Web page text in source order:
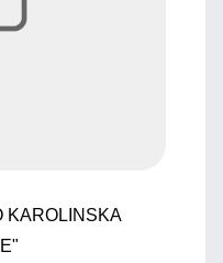
KAROLINSKA